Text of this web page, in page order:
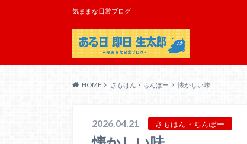
気ままな日常ブログ
HOME さもはん・ちんぽー 懐かしい味
2026.04.21 さもはん・ちんぽー